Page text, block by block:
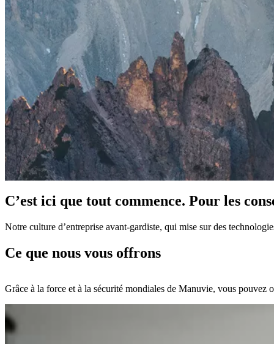
C’est ici que tout commence. Pour les
Notre culture d’entreprise avant-gardiste, qui mise sur des
Ce que nous vous offrons
Grâce à la force et à la sécurité mondiales de Manuvie, vous pouvez